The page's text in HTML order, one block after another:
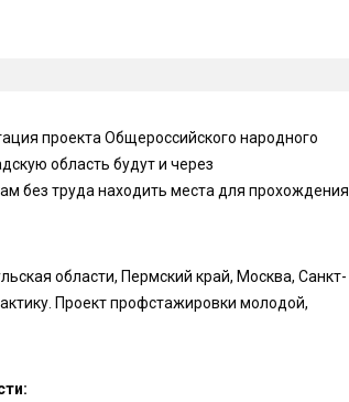
проекта Общероссийского народного
область будут и через
без труда находить места для прохождения
области, Пермский край, Москва, Санкт-
Проект профстажировки молодой,